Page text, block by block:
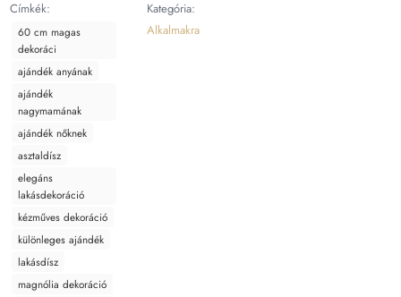
Címkék:
60 cm magas
dekoráci
ajándék anyának
ajándék
nagymamának
ajándék nőknek
asztaldísz
elegáns
lakásdekoráció
kézműves dekoráció
különleges ajándék
lakásdísz
magnólia dekoráció
Kategória:
Alkalmakra